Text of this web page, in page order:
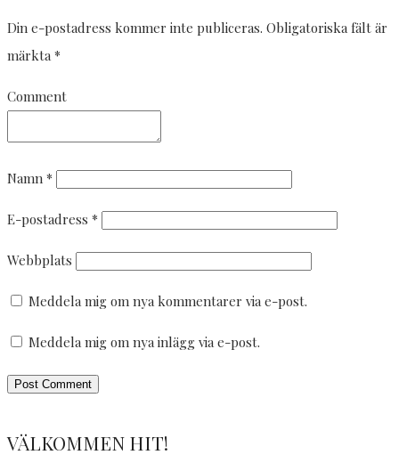
Din e-postadress kommer inte publiceras. Obligatoriska fält är
märkta *
Comment
Namn *
E-postadress *
Webbplats
Meddela mig om nya kommentarer via e-post.
Meddela mig om nya inlägg via e-post.
VÄLKOMMEN HIT!